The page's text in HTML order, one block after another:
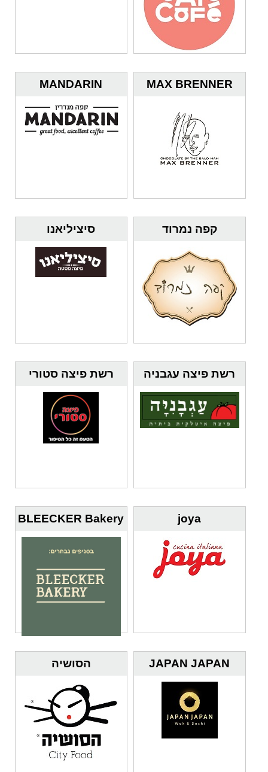
MAX BRENNER
MANDARIN
קפה נמרוד סיציליאנו
רשת פיצה עגבניה רשת פיצה סטורי
joya
BLEECKER Bakery
JAPAN JAPAN הסושיה